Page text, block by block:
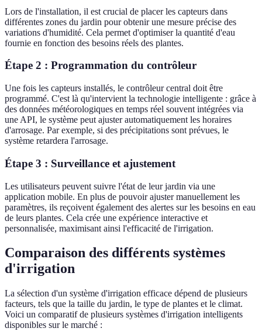
Lors de l'installation, il est crucial de placer les capteurs dans
différentes zones du jardin pour obtenir une mesure précise des
variations d'humidité. Cela permet d'optimiser la quantité d'eau
fournie en fonction des besoins réels des plantes.
Étape 2 : Programmation du contrôleur
Une fois les capteurs installés, le contrôleur central doit être
programmé. C'est là qu'intervient la technologie intelligente : grâce à
des données météorologiques en temps réel souvent intégrées via
une API, le système peut ajuster automatiquement les horaires
d'arrosage. Par exemple, si des précipitations sont prévues, le
système retardera l'arrosage.
Étape 3 : Surveillance et ajustement
Les utilisateurs peuvent suivre l'état de leur jardin via une
application mobile. En plus de pouvoir ajuster manuellement les
paramètres, ils reçoivent également des alertes sur les besoins en eau
de leurs plantes. Cela crée une expérience interactive et
personnalisée, maximisant ainsi l'efficacité de l'irrigation.
Comparaison des différents systèmes
d'irrigation
La sélection d'un système d'irrigation efficace dépend de plusieurs
facteurs, tels que la taille du jardin, le type de plantes et le climat.
Voici un comparatif de plusieurs systèmes d'irrigation intelligents
disponibles sur le marché :